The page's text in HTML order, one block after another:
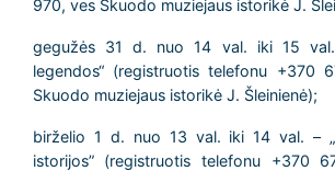
970, ves Skuodo muziejaus istorikė J.
gegužės 31 d. nuo 14 val. iki 15 val.
legendos“ (registruotis telefonu +370
Skuodo muziejaus istorikė J. Šleinienė);
birželio 1 d. nuo 13 val. iki 14 val. –
istorijos” (registruotis telefonu +370